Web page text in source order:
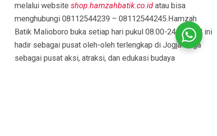
melalui website shop.hamzahbatik.co.id atau bisa
menghubungi 08112544239 – 08112544245.Hamzah
Batik Malioboro buka setiap hari pukul 08.00-24.00 WIB ini
hadir sebagai pusat oleh-oleh terlengkap di Jogja. Juga
sebagai pusat aksi, atraksi, dan edukasi budaya